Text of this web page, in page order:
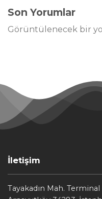
Son Yorumlar
Görüntülenecek bir
İletişim
Tayakadın Mah. Terminal